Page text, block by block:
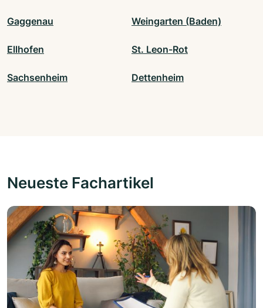
Gaggenau Weingarten (Baden)
Ellhofen St. Leon-Rot
Sachsenheim Dettenheim
Neueste Fachartikel